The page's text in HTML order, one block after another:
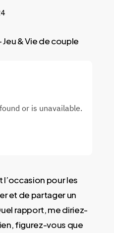
Jeu & Vie de couple
l’occasion pour les
et de partager un
rapport, me diriez-
figurez-vous que